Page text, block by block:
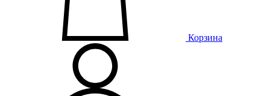
Корзина